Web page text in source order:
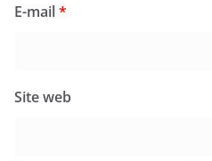
E-mail*
Site web